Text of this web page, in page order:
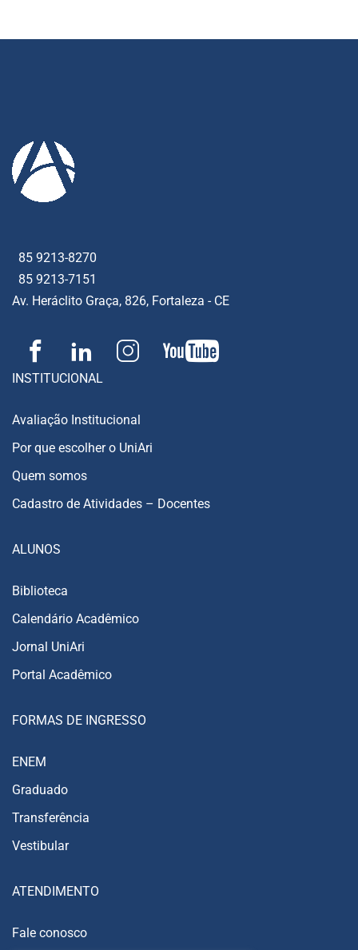
85 9213-8270
85 9213-7151
Av. Heráclito Graça, 826, Fortaleza - CE
INSTITUCIONAL
Avaliação Institucional
Por que escolher o UniAri
Quem somos
Cadastro de Atividades – Docentes
ALUNOS
Biblioteca
Calendário Acadêmico
Jornal UniAri
Portal Acadêmico
FORMAS DE INGRESSO
ENEM
Graduado
Transferência
Vestibular
ATENDIMENTO
Fale conosco